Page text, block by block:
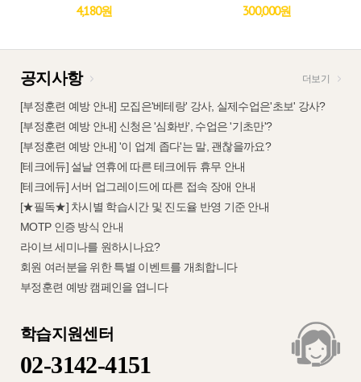
4,180원 300,000원
공지사항 더보기
[부정훈련 예방 안내] 모집은'베테랑' 강사, 실제수업은'초보' 강사?
[부정훈련 예방 안내] 신청은 '심화반', 수업은 '기초만'?
[부정훈련 예방 안내] '이 업계 좁다'는 말, 괜찮을까요?
[테크에듀] 설날 연휴에 따른 테크에듀 휴무 안내
[테크에듀] 서버 업그레이드에 따른 접속 장애 안내
[★필독★] 차시별 학습시간 및 진도율 반영 기준 안내
MOTP 인증 방식 안내
라이브 세미나를 원하시나요?
회원 여러분을 위한 특별 이벤트를 개최합니다
부정훈련 예방 캠페인을 엽니다
학습지원센터
02-3142-4151